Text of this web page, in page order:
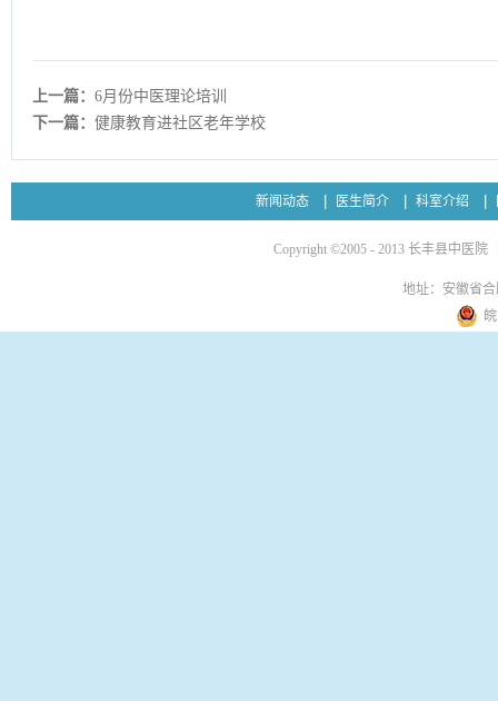
上一篇：6月份中医理论培训
下一篇：健康教育进社区老年学校
新闻动态 医生简介 科室介绍
Copyright ©2005 - 2013 长丰县中医院
地址：安徽省